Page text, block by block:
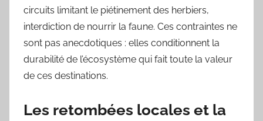
circuits limitant le piétinement des herbiers,
interdiction de nourrir la faune. Ces contraintes ne
sont pas anecdotiques : elles conditionnent la
durabilité de l’écosystème qui fait toute la valeur
de ces destinations.
Les retombées locales et la